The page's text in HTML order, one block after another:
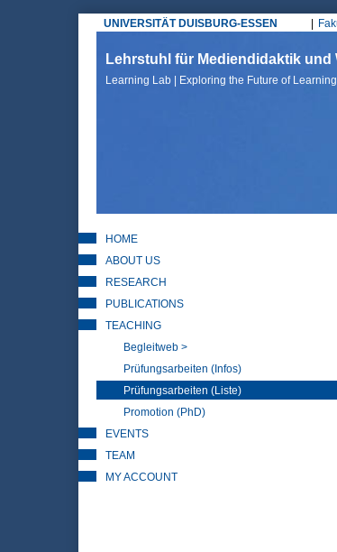
UNIVERSITÄT DUISBURG-ESSEN
Hauptmenü
Lehrstuhl für Mediendidaktik und
Learning Lab | Exploring the Future of Learning
HOME
ABOUT US
RESEARCH
PUBLICATIONS
TEACHING
Begleitweb >
Prüfungsarbeiten (Infos)
Prüfungsarbeiten (Liste)
Promotion (PhD)
EVENTS
TEAM
MY ACCOUNT